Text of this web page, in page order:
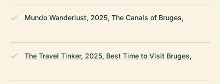
Mundo Wanderlust, 2025, The Canals of Bruges,
The Travel Tinker, 2025, Best Time to Visit Bruges,